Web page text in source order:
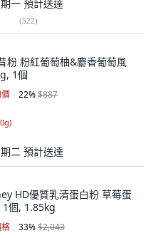
一 預計送達
(522)
粉 粉紅葡萄柚&麝香葡萄風
1個
22%$887
)
二 預計送達
HD優質乳清蛋白粉 草莓蛋
1個, 1.85kg
33%$2,043